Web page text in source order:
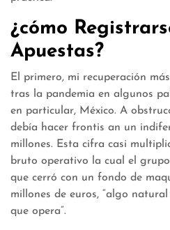
¿cómo
Apuestas?
El primero, mi recuperación
tras la pandemia en algunos
en particular, México. A
debía hacer frontis an un
millones. Esta cifra casi
bruto operativo la cual el
que cerró con un fondo de
millones de euros, “algo
que opera”.